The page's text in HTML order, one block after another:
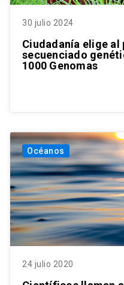
30 julio 2024
Ciudadanía elige al
secuenciado
1000 Genomas
Océanos
24 julio 2020